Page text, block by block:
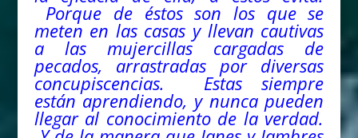
Porque de éstos son los que se
meten en las casas y llevan cautivas
a las mujercillas cargadas de
pecados, arrastradas por diversas
concupiscencias. Estas siempre
están aprendiendo, y nunca pueden
llegar al conocimiento de la verdad.